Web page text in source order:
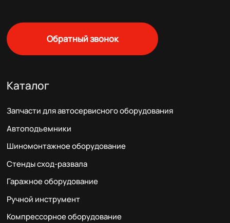
Обратный звонок
Каталог
Запчасти для автосервисного оборудования
Автоподъемники
Шиномонтажное оборудование
Стенды сход-развала
Гаражное оборудование
Ручной инструмент
Компрессорное оборудование